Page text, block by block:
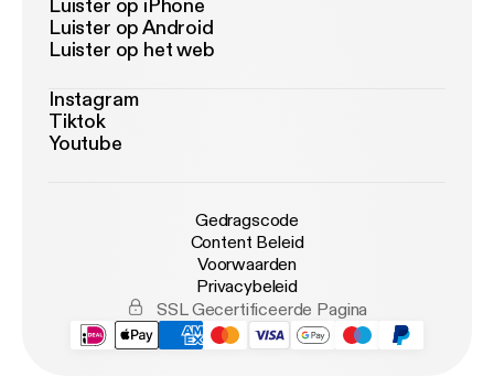
Luister op iPhone
Luister op Android
Luister op het web
Instagram
Tiktok
Youtube
Gedragscode
Content Beleid
Voorwaarden
Privacybeleid
SSL Gecertificeerde Pagina